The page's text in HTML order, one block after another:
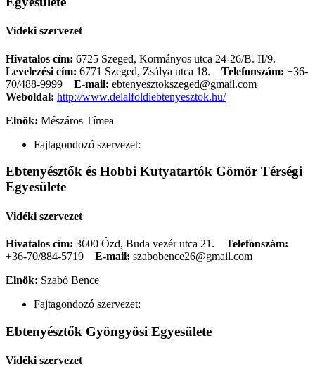
Vidéki szervezet
Hivatalos cím: 6725 Szeged, Kormányos utca 24-26/B. II/9.
Levelezési cím: 6771 Szeged, Zsálya utca 18. Telefonszám: +36-
70/488-9999
E-mail: ebtenyesztokszeged@gmail.com
Weboldal: http://www.delalfoldiebtenyesztok.hu/
Elnök: Mészáros Tímea
Fajtagondozó szervezet:
Ebtenyésztők és Hobbi Kutyatartók Gömör Térségi
Egyesülete
Vidéki szervezet
Hivatalos cím: 3600 Ózd, Buda vezér utca 21. Telefonszám:
+36-70/884-5719
E-mail: szabobence26@gmail.com
Elnök: Szabó Bence
Fajtagondozó szervezet:
Ebtenyésztők Gyöngyösi Egyesülete
Vidéki szervezet